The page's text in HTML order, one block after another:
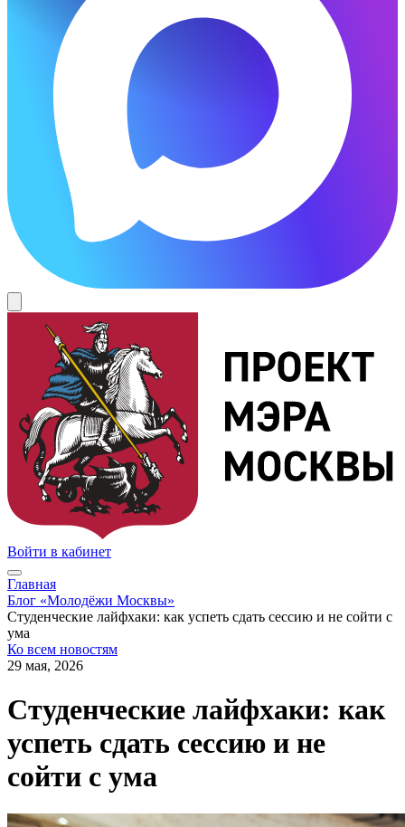
Войти в кабинет
Главная
Блог «Молодёжи Москвы»
Студенческие лайфхаки: как успеть сдать сессию и не сойти с
ума
Ко всем новостям
29 мая, 2026
Студенческие лайфхаки: как
успеть сдать сессию и не
сойти с ума